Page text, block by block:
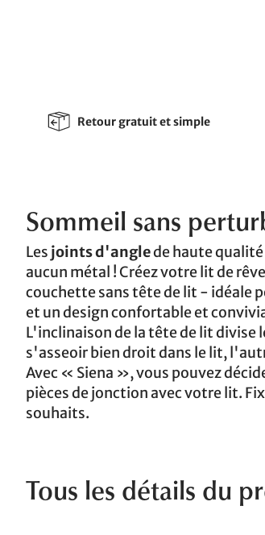
Retour gratuit et simple
Sommeil sans
Les joints d'anglede haute
aucun métal ! Créez votre lit de
couchette sans tête de lit - idéale
et un design confortable et
L'inclinaison de la tête de lit
s'asseoir bien droit dans le lit,
Avec « Siena », vous pouvez
pièces de jonction avec votre lit.
souhaits.
Tous les détails du